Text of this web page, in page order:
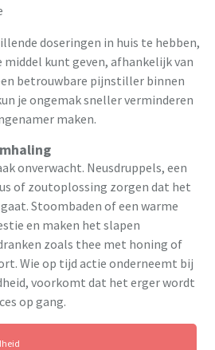
doseringen in huis te hebben,
kunt geven, afhankelijk van
betrouwbare pijnstiller binnen
je ongemak sneller verminderen
maken.
onverwacht. Neusdruppels, een
of zoutoplossing zorgen dat het
Stoombaden of een warme
en maken het slapen
zoals thee met honing of
Wie op tijd actie onderneemt bij
voorkomt dat het erger wordt
op gang.